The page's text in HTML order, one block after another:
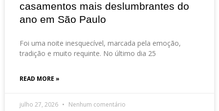
casamentos mais deslumbrantes do
ano em São Paulo
Foi uma noite inesquecível, marcada pela emoção,
tradição e muito requinte. No último dia 25
READ MORE »
julho 27, 2026 Nenhum comentário